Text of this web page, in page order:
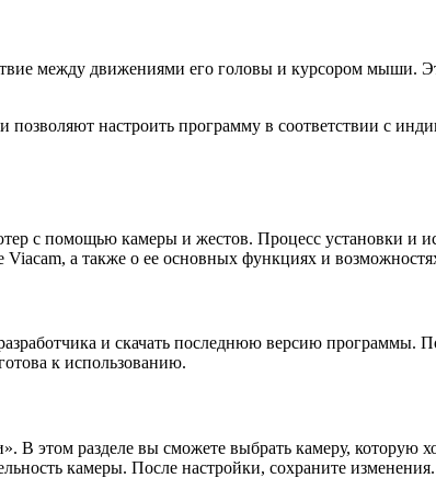
между движениями его головы и курсором мыши.
настроить программу в соответствии с
с помощью камеры и жестов. Процесс установки и
а также о ее основных функциях и
и скачать последнюю версию программы.
к использованию.
этом разделе вы сможете выбрать камеру, которую
камеры. После настройки, сохраните изменения.